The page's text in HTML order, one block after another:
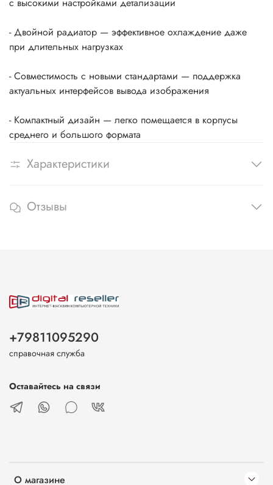
- Двойной радиатор — эффективное охлаждение даже
при длительных нагрузках
- Совместимость с новыми стандартами — поддержка
актуальных интерфейсов вывода изображения
- Компактный дизайн — легко помещается в корпусы
среднего и большого формата
Характеристики
Отзывы
О магазине
+79811095290
справочная служба
Оставайтесь на связи